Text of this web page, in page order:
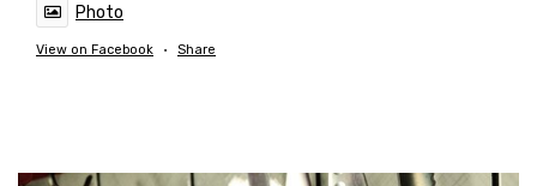
Photo
View on Facebook · Share